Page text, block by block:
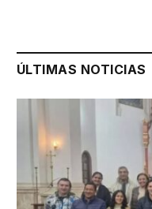
ÚLTIMAS NOTICIAS